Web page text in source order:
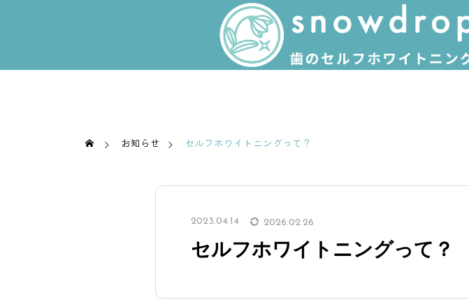
HOME INFO
お知らせ セルフホワイトニングって？
2023.04.14 2026.02.26
セルフホワイトニングって？